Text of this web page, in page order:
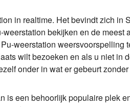
in realtime. Het bevindt zich in
bekijken en de
weerstation
wilt bezoeken en als u niet in
onder in wat er gebeurt
is een behoorlijk populaire plek